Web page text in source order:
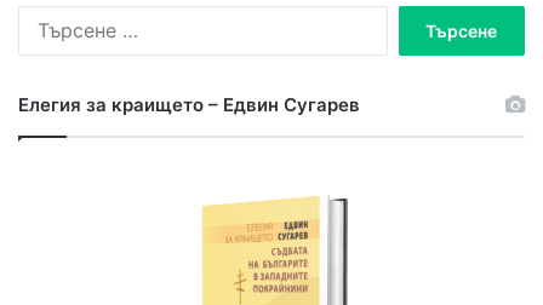
Елегия за краището – Едвин Сугарев